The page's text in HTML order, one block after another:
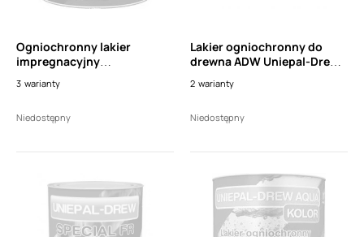
Ogniochronny lakier
impregnacyjny
drewna ADW UNIEPAL-DREW
3 warianty
Niedostępny
Lakier ogniochronny do
drewna ADW Uniepal-Drew
2 warianty
Niedostępny